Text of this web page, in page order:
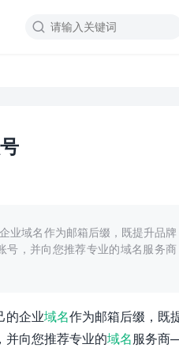

业域名作为邮箱后缀，既提升品牌
号，并向您推荐专业的域名服务商
的企业域名作为邮箱后缀，既
并向您推荐专业的域名服务